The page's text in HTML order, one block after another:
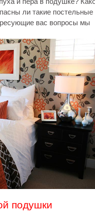
ли такие постельные
вас вопросы мы
подушки